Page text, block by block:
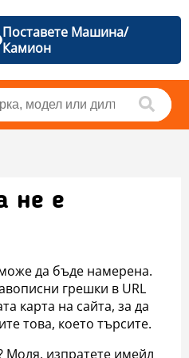
Поставете Машина/
Камион
не е
да бъде намерена.
грешки в URL
карта на сайта, за да
това, което търсите.
Моля, изпратете имейл